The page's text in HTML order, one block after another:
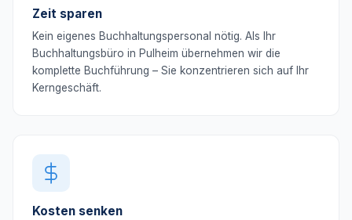
Zeit sparen
Kein eigenes Buchhaltungspersonal nötig. Als Ihr
Buchhaltungsbüro in Pulheim übernehmen wir die
komplette Buchführung – Sie konzentrieren sich auf Ihr
Kerngeschäft.
Kosten senken